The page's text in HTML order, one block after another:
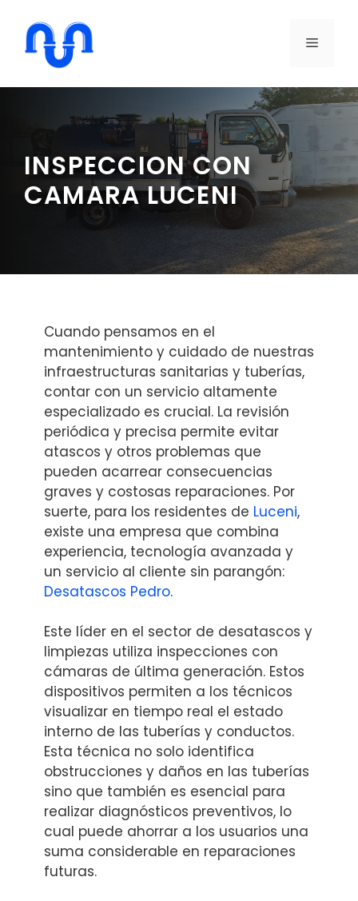
contenido
MENÚ
INSPECCION CON
CAMARA LUCENI
Cuando pensamos en el
mantenimiento y cuidado de nuestras
infraestructuras sanitarias y tuberías,
contar con un servicio altamente
especializado es crucial. La revisión
periódica y precisa permite evitar
atascos y otros problemas que
pueden acarrear consecuencias
graves y costosas reparaciones. Por
suerte, para los residentes de Luceni,
existe una empresa que combina
experiencia, tecnología avanzada y
un servicio al cliente sin parangón:
Desatascos Pedro.
Este líder en el sector de desatascos y
limpiezas utiliza inspecciones con
cámaras de última generación. Estos
dispositivos permiten a los técnicos
visualizar en tiempo real el estado
interno de las tuberías y conductos.
Esta técnica no solo identifica
obstrucciones y daños en las tuberías
sino que también es esencial para
realizar diagnósticos preventivos, lo
cual puede ahorrar a los usuarios una
suma considerable en reparaciones
futuras.